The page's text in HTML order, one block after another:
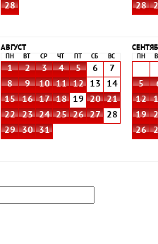
28
28
АВГУСТ
ПН ВТ СР ЧТ СБ ВС
1 2 3 4 5 6
7
8
9 10 11 12 13
14
15
16 17 18 19 20
21
22
23 24 25 26 27
28
29
30 31
ПН
5
12
19
26